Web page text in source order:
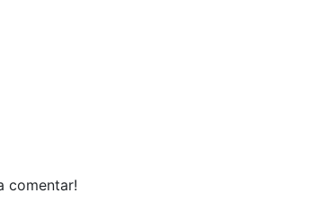
comentar!